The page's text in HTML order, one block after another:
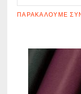
ΠΑΡΑΚΑΛΟΎΜΕ